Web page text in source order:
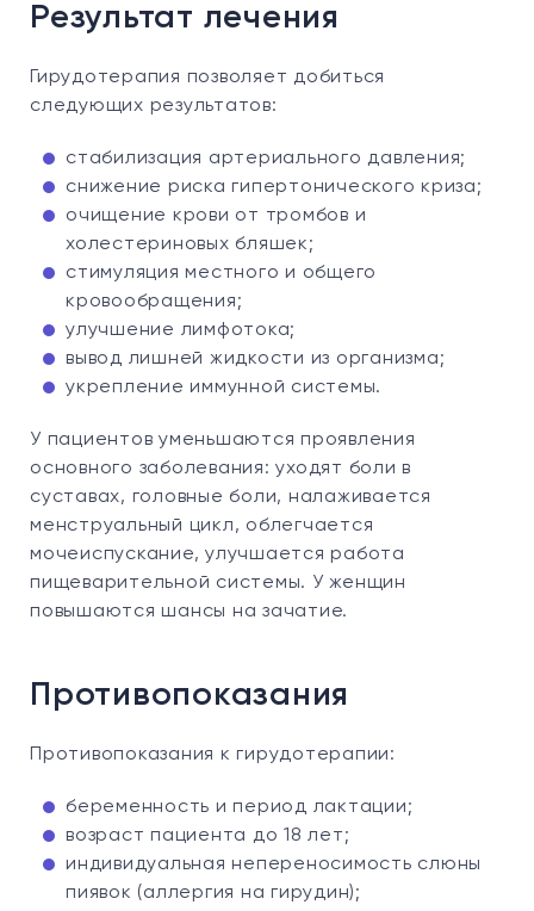
Результат лечения
Гирудотерапия позволяет добиться
следующих результатов:
стабилизация артериального давления;
снижение риска гипертонического криза;
очищение крови от тромбов и
холестериновых бляшек;
стимуляция местного и общего
кровообращения;
улучшение лимфотока;
вывод лишней жидкости из организма;
укрепление иммунной системы.
У пациентов уменьшаются проявления
основного заболевания: уходят боли в
суставах, головные боли, налаживается
менструальный цикл, облегчается
мочеиспускание, улучшается работа
пищеварительной системы. У женщин
повышаются шансы на зачатие.
Противопоказания
Противопоказания к гирудотерапии:
беременность и период лактации;
возраст пациента до 18 лет;
индивидуальная непереносимость слюны
пиявок (аллергия на гирудин);